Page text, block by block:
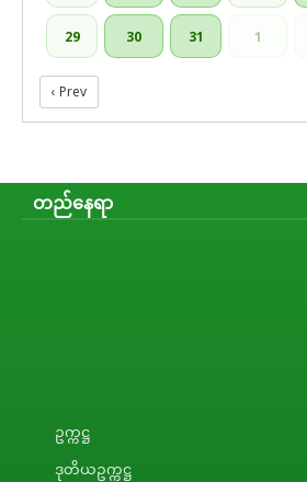
29 30 31 1
‹ Prev
တည်နေရာ
ဥက္ကဋ္ဌ
ဒုတိယဥက္ကဋ္ဌ